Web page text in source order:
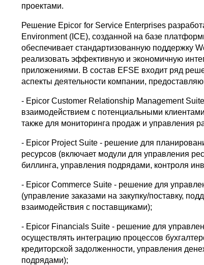
проектами.
Решение Epiсог for Service Enterprises
Environment (ICE), созданной на базе
обеспечивает стандартизованную поддержку
реализовать эффективную и экономичную
приложениями. В состав EFSE входит ряд
аспекты деятельности компании,
- Epicor Customer Relationship Management
взаимодействием с потенциальными
также для мониторинга продаж и управления
- Epicor Project Suite - решение для
ресурсов (включает модули для управления
биллинга, управления подрядами, контроля
- Epicor Commerce Suite - решение для
(управление заказами на закупку/поставку,
взаимодействия с поставщиками);
- Epicor Financials Suite - решение для
осуществлять интеграцию процессов
кредиторской задолженности, управления
подрядами);